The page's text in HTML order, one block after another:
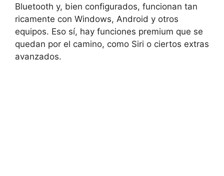
Bluetooth y, bien configurados, funcionan tan
ricamente con Windows, Android y otros
equipos. Eso sí, hay funciones premium que se
quedan por el camino, como Siri o ciertos extras
avanzados.